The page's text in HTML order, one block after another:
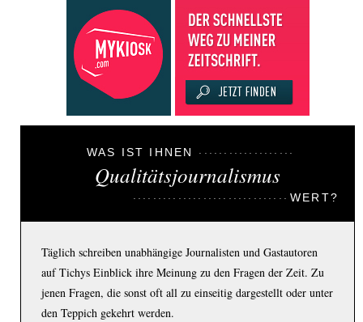
WAS IST IHNEN
Qualitätsjournalismus
WERT?
Täglich schreiben unabhängige Journalisten und Gastautoren
auf Tichys Einblick ihre Meinung zu den Fragen der Zeit. Zu
jenen Fragen, die sonst oft all zu einseitig dargestellt oder unter
den Teppich gekehrt werden.